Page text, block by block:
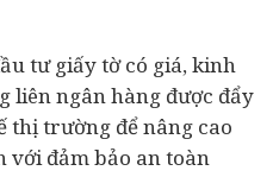
tưgiấy tờ có giá, kinh
liên ngân hàng được đẩy
thị trường để nâng cao
với đảm bảo an toàn